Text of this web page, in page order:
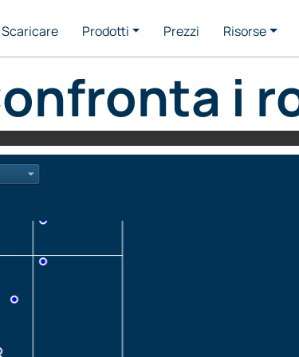
Scaricare Prodotti Prezzi Risorse
i